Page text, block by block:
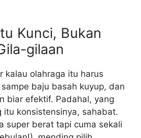
Kunci, Bukan
gilaan
kalau olahraga itu harus
baju basah kuyup, dan
biar efektif. Padahal, yang
itu konsistensinya, sahabat.
super berat tapi cuma sekali